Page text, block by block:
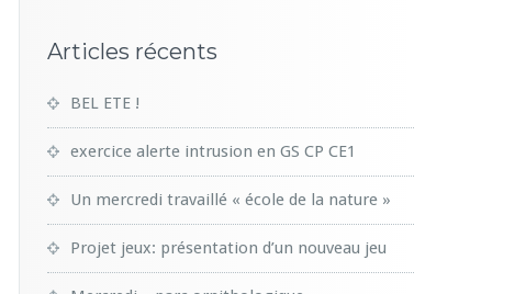
Articles récents
BEL ETE !
exercice alerte intrusion en GS CP CE1
Un mercredi travaillé « école de la nature »
Projet jeux: présentation d’un nouveau jeu